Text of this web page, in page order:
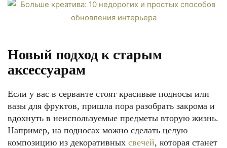
Новый подход к старым
аксессуарам
Если у вас в серванте стоят красивые подносы или
вазы для фруктов, пришла пора разобрать закрома и
вдохнуть в неиспользуемые предметы вторую жизнь.
Например, на подносах можно сделать целую
композицию из декоративных свечей, которая станет